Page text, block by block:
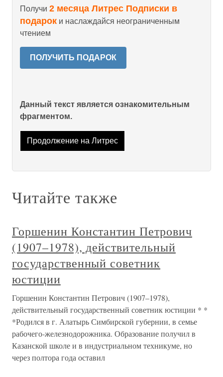
Получи 2 месяца Литрес Подписки в
подарок и наслаждайся неограниченным
чтением
ПОЛУЧИТЬ ПОДАРОК
Данный текст является ознакомительным
фрагментом.
Продолжение на Литрес
Читайте также
Горшенин Константин Петрович
(1907–1978), действительный
государственный советник
юстиции
Горшенин Константин Петрович (1907–1978),
действительный государственный советник юстиции * *
*Родился в г. Алатырь Симбирской губернии, в семье
рабочего-железнодорожника. Образование получил в
Казанской школе и в индустриальном техникуме, но
через полтора года оставил